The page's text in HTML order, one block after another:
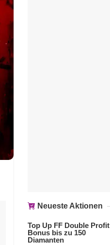
Neueste Aktionen
Top Up FF Double Profit
Bonus bis zu 150
Diamanten